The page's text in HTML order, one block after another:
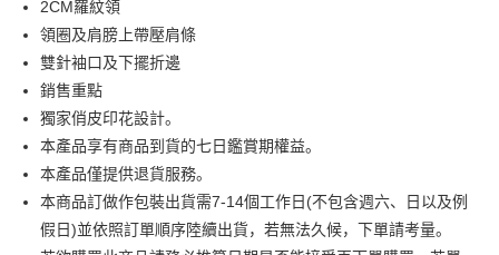
台新国际商业银行
台湾乐天信用卡公司
玉山商业银行
台新国际商业银行
台湾乐天信用卡公司
元大商业银行
玉山商业银行
台新国际商业银行
台湾乐天信用卡公司
悠遊付
Google Pay
Plus PAY
大哥付你分期
相关说明
【大哥付你分期使用说明】
1. 本服务由台湾大哥大提供，电信用户可立即使用无须另外申请。（限个人
月租型门号，不开放公司户及预付卡使用）
AFTEE先享后付
2CM羅紋領
領圈及肩膀上帶壓肩條
雙針袖口及下擺折邊
銷售重點
獨家俏皮印花設計。
本產品享有商品到貨的七日鑑賞期權益。
本產品僅提供退貨服務。
本商品訂做作包裝出貨需7-14個工作日(不包含週六、日以及例
假日)並依照訂單順序陸續出貨，若無法久候，下單請考量。